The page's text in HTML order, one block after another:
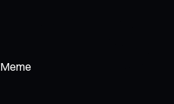
Meme